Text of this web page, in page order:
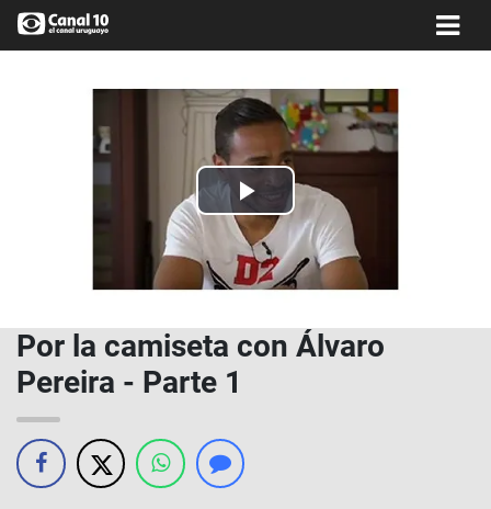
Play
Video
Por la camiseta con Álvaro
Pereira - Parte 1